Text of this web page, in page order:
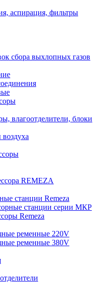
аспирация, фильтры
сбора выхлопных газов
влагоотделители, блоки
REMEZA
станции Remeza
станции серии МКР
Remeza
ременные 220V
ременные 380V